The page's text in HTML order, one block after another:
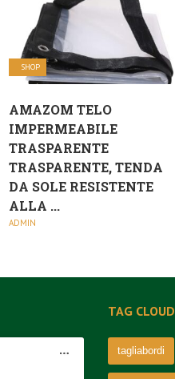
SHOP
AMAZOM TELO
IMPERMEABILE
TRASPARENTE
TRASPARENTE, TENDA
DA SOLE RESISTENTE
ALLA ...
ADMIN
TAG CLOUD
tagliabordi